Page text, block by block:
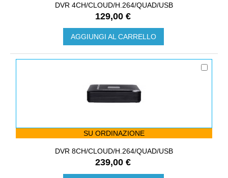
DVR 4CH/CLOUD/H.264/QUAD/USB
129,00 €
AGGIUNGI AL CARRELLO
SU ORDINAZIONE
DVR 8CH/CLOUD/H.264/QUAD/USB
239,00 €